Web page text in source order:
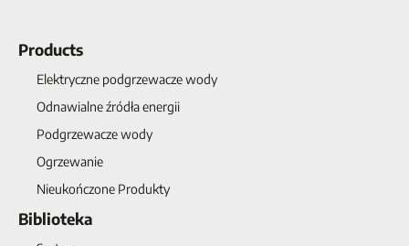
Products
Elektryczne podgrzewacze wody
Odnawialne źródła energii
Podgrzewacze wody
Ogrzewanie
Nieukończone Produkty
Biblioteka